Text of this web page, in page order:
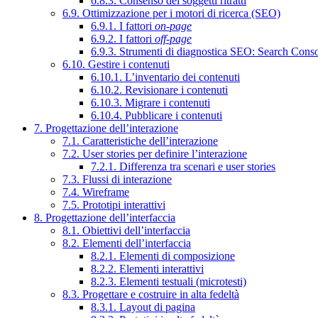
6.9. Ottimizzazione per i motori di ricerca (SEO)
6.9.1. I fattori on-page
6.9.2. I fattori off-page
6.9.3. Strumenti di diagnostica SEO: Search
6.10. Gestire i contenuti
6.10.1. L’inventario dei contenuti
6.10.2. Revisionare i contenuti
6.10.3. Migrare i contenuti
6.10.4. Pubblicare i contenuti
7. Progettazione dell’interazione
7.1. Caratteristiche dell’interazione
7.2. User stories per definire l’interazione
7.2.1. Differenza tra scenari e user stories
7.3. Flussi di interazione
7.4. Wireframe
7.5. Prototipi interattivi
8. Progettazione dell’interfaccia
8.1. Obiettivi dell’interfaccia
8.2. Elementi dell’interfaccia
8.2.1. Elementi di composizione
8.2.2. Elementi interattivi
8.2.3. Elementi testuali (microtesti)
8.3. Progettare e costruire in alta fedeltà
8.3.1. Layout di pagina